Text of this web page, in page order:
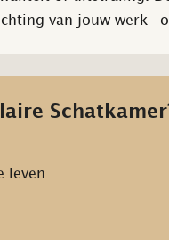
van jouw werk-
leven.